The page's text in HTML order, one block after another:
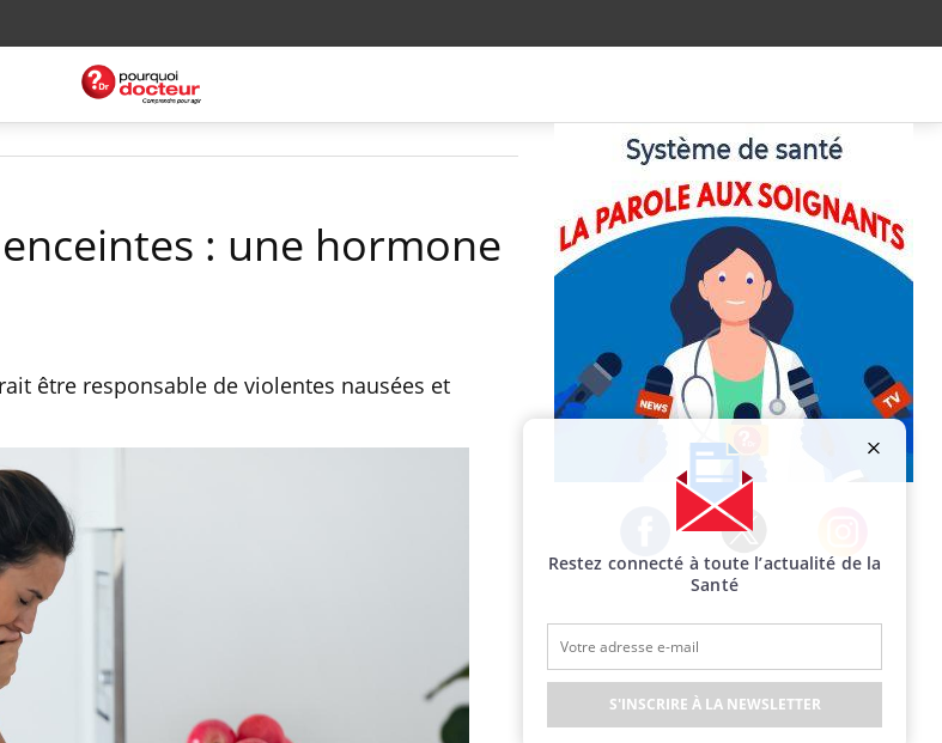
: une hormone
être responsable de violentes nausées et
Facebook Twitter Instagram
Restez connecté à toute l’actualité de la
Santé
S'INSCRIRE À LA NEWSLETTER